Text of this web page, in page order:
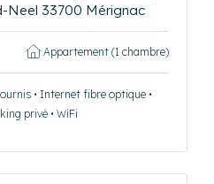
Neel 33700 Mérignac
Appartement (1 chambre)
• Internet fibre optique •
privé • WiFi